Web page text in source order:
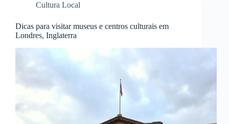
Cultura Local
Dicas para visitar museus e centros culturais em
Londres, Inglaterra